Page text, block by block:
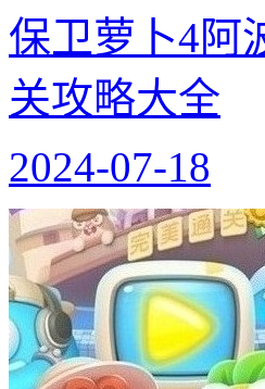
保卫萝卜4阿
关攻略大全
2024-07-18